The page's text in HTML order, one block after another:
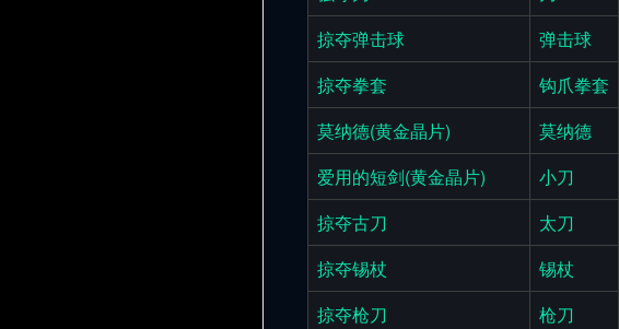
掠夺弹击球
弹击球
掠夺拳套
钩爪拳套
莫纳德(黄金晶片)
莫纳德
爱用的短剑(黄金晶片)
小刀
掠夺古刀
太刀
掠夺锡杖
锡杖
掠夺枪刀
枪刀